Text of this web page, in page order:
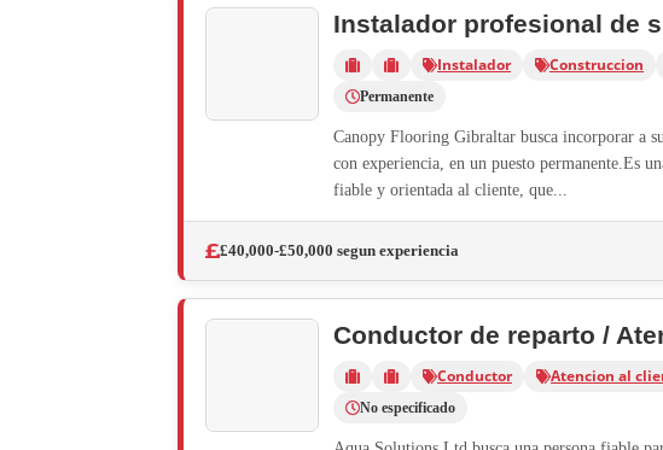
Instalador profesional de
Instalador Construccion
Permanente
Canopy Flooring Gibraltar busca incorporar a
con experiencia, en un puesto permanente.Es
fiable y orientada al cliente, que...
£40,000-£50,000 segun experiencia
Conductor de reparto /
Conductor Atencion al
No especificado